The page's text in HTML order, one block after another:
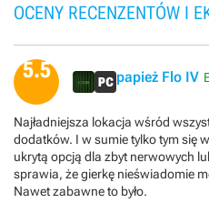
OCENY RECENZENTÓW I
5.5 papież Flo IV
Najładniejsza lokacja wśród
dodatków. I w sumie tylko tym się
ukrytą opcją dla zbyt nerwowych
sprawia, że gierkę nieświadomie
Nawet zabawne to było.